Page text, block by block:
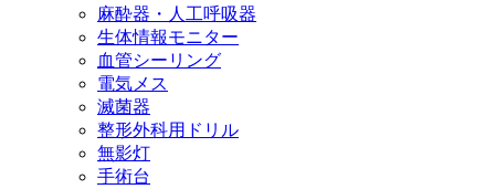
麻酔器・人工呼吸器
生体情報モニター
血管シーリング
電気メス
滅菌器
整形外科用ドリル
無影灯
手術台